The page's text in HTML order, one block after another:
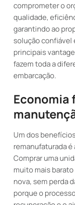
comprometer o
qualidade,
garantindo ao
solução confiável
principais
fazem toda a
embarcação.
Economia
Um dos
remanufaturada
Comprar uma
muito mais
nova, sem perda
porque o